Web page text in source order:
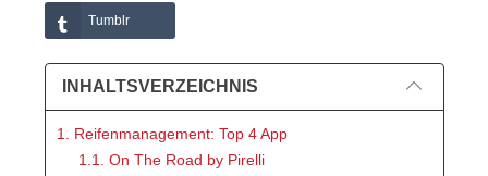
Tumblr
INHALTSVERZEICHNIS
1. Reifenmanagement: Top 4 App
1.1. On The Road by Pirelli